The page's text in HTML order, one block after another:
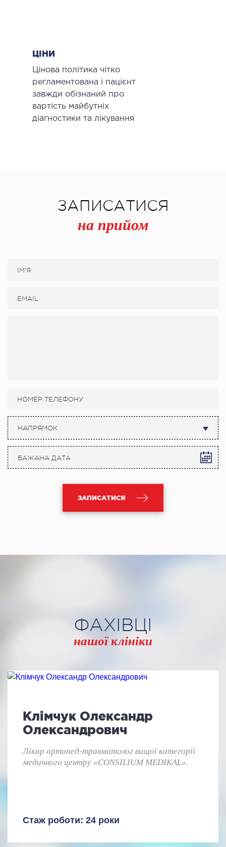
ЦІНИ
Цінова політика чітко
регламентована і пацієнт
завжди обізнаний про
вартість майбутніх
діагностики та лікування
ЗАПИСАТИСЯ
на прийом
НАПРЯМОК
ЗАПИСАТИСЯ
ФАХІВЦІ
нашої клініки
Клімчук Олександр
Олександрович
Лікар ортопед-травматолог вищої категорії
медичного центру «CONSILIUM MEDIKAL».
Стаж роботи: 24 роки